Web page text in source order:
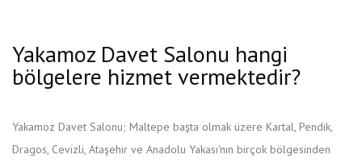
Yakamoz Davet Salonu hangi
bölgelere hizmet vermektedir?
Yakamoz Davet Salonu; Maltepe başta olmak üzere Kartal, Pendik,
Dragos, Cevizli, Ataşehir ve Anadolu Yakası'nın birçok bölgesinden